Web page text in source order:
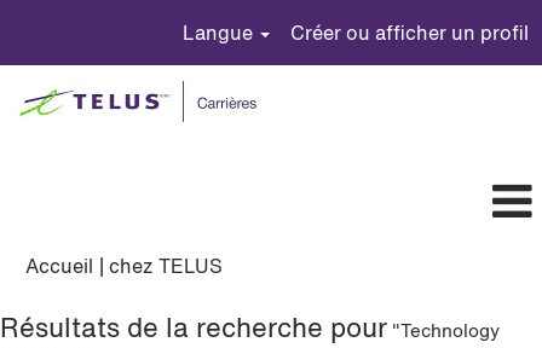
Langue Créer ou afficher un profil
Accueil | chez TELUS
Résultats de la recherche pour "Technology